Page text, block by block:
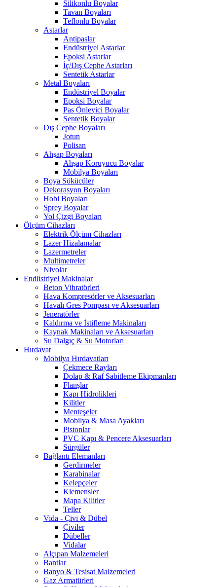
Silikonlu Boyalar
Tavan Boyaları
Teflonlu Boyalar
Astarlar
Antipaslar
Endüstriyel Astarlar
Epoksi Astarlar
İç/Dış Cephe Astarları
Sentetik Astarlar
Metal Boyaları
Endüstriyel Boyalar
Epoksi Boyalar
Pas Önleyici Boyalar
Sentetik Boyalar
Dış Cephe Boyaları
Jotun
Polisan
Ahşap Boyaları
Ahşap Koruyucu Boyalar
Mobilya Boyaları
Boya Sökücüler
Dekorasyon Boyaları
Hobi Boyaları
Sprey Boyalar
Yol Çizgi Boyaları
Ölçüm Cihazları
Elektrik Ölçüm Cihazları
Lazer Hizalamalar
Lazermetreler
Multimetreler
Nivolar
Endüstriyel Makinalar
Beton Vibratörleri
Hava Kompresörler ve Aksesuarları
Havalı Gres Pompası ve Aksesuarları
Jeneratörler
Kaldırma ve İstifleme Makinaları
Kaynak Makinaları ve Aksesuarları
Su Dalgıç & Su Motorları
Hırdavat
Mobilya Hırdavatları
Çekmece Rayları
Dolap & Raf Sabitleme Ekipmanları
Flanşlar
Kapı Hidrolikleri
Kilitler
Menteşeler
Mobilya & Masa Ayakları
Pistonlar
PVC Kapı & Pencere Aksesuarları
Sürgüler
Bağlantı Elemanları
Gerdirmeler
Karabinalar
Kelepçeler
Klemensler
Mapa Kilitler
Teller
Vida - Çivi & Dübel
Çiviler
Dübeller
Vidalar
Alçıpan Malzemeleri
Bantlar
Banyo & Tesisat Malzemeleri
Gaz Armatürleri